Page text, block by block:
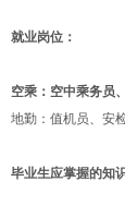
就业岗位：
空乘：空中乘务员
地勤：值机员、安
毕业生应掌握的知